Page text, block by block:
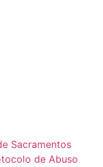
Sacramentos
de Abuso